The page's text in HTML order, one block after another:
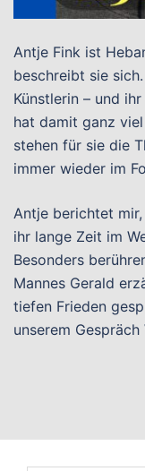
Antje Fink ist
beschreibt sie
Künstlerin – und
hat damit ganz
stehen für sie die
immer wieder im
Antje berichtet
ihr lange Zeit im
Besonders
Mannes Gerald
tiefen Frieden
unserem